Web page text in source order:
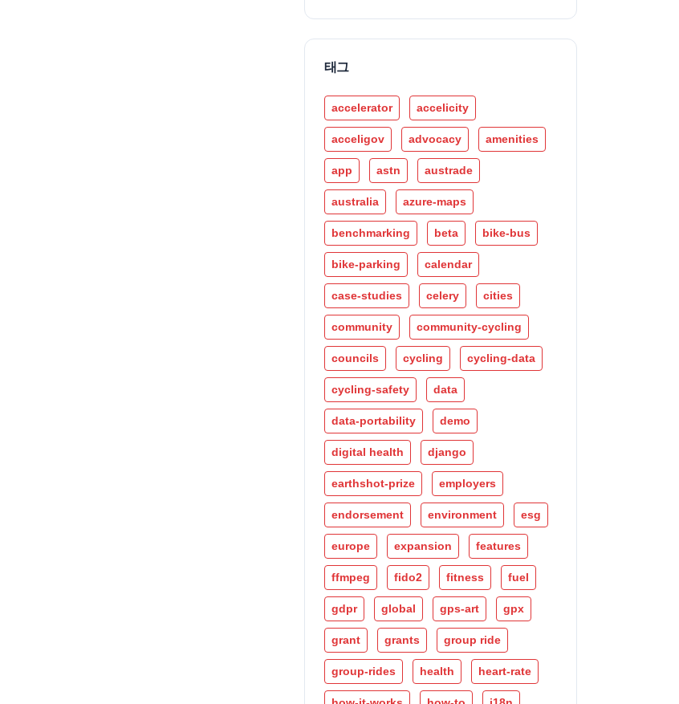
태그
accelerator accelicity
acceligov advocacy amenities
app astn austrade
australia azure-maps
benchmarking beta bike-bus
bike-parking calendar
case-studies celery cities
community community-cycling
councils cycling cycling-data
cycling-safety data
data-portability demo
digital health django
earthshot-prize employers
endorsement environment esg
europe expansion features
ffmpeg fido2 fitness fuel
gdpr global gps-art gpx
grant grants group ride
group-rides health heart-rate